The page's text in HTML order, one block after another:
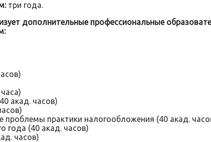
три года.
дополнительные профессиональные
акад. часов)
практики налогообложения (40 акад.
года (40 акад. часов)
часов)